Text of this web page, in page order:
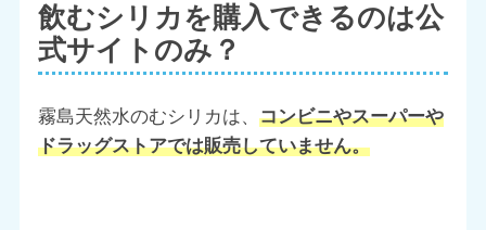
飲むシリカを購入できるのは公
式サイトのみ？
霧島天然水のむシリカは、 コンビニやスーパーや
ドラッグストアでは販売していません。